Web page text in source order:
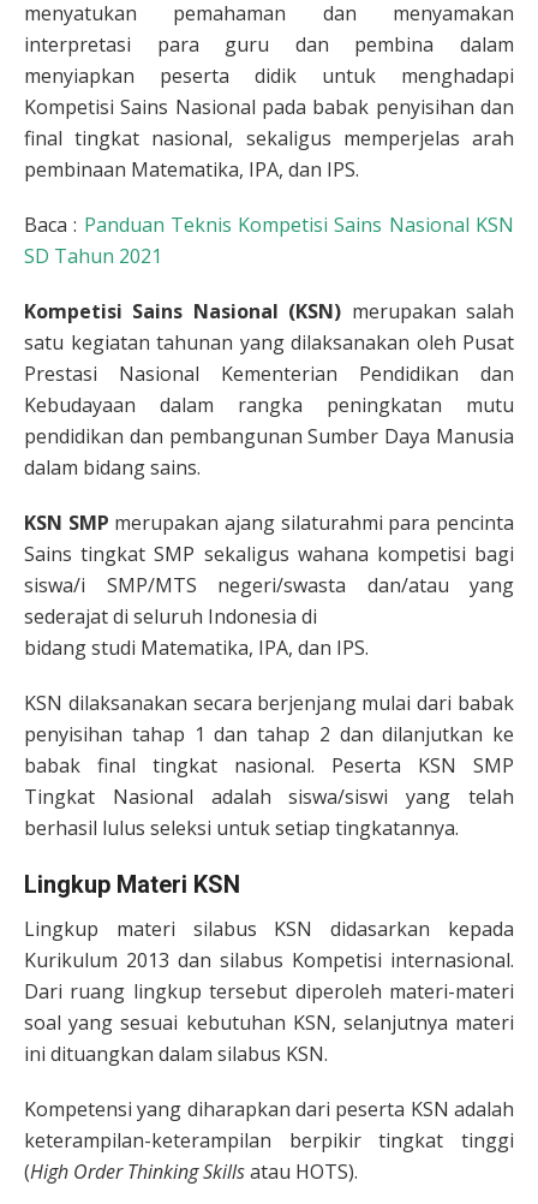
menyatukan pemahaman dan menyamakan
interpretasi para guru dan pembina dalam
menyiapkan peserta didik untuk menghadapi
Kompetisi Sains Nasional pada babak penyisihan dan
final tingkat nasional, sekaligus memperjelas arah
pembinaan Matematika, IPA, dan IPS.
Baca : Panduan Teknis Kompetisi Sains Nasional KSN
SD Tahun 2021
Kompetisi Sains Nasional (KSN) merupakan salah
satu kegiatan tahunan yang dilaksanakan oleh Pusat
Prestasi Nasional Kementerian Pendidikan dan
Kebudayaan dalam rangka peningkatan mutu
pendidikan dan pembangunan Sumber Daya Manusia
dalam bidang sains.
KSN SMP merupakan ajang silaturahmi para pencinta
Sains tingkat SMP sekaligus wahana kompetisi bagi
siswa/i SMP/MTS negeri/swasta dan/atau yang
sederajat di seluruh Indonesia di
bidang studi Matematika, IPA, dan IPS.
KSN dilaksanakan secara berjenjang mulai dari babak
penyisihan tahap 1 dan tahap 2 dan dilanjutkan ke
babak final tingkat nasional. Peserta KSN SMP
Tingkat Nasional adalah siswa/siswi yang telah
berhasil lulus seleksi untuk setiap tingkatannya.
Lingkup Materi KSN
Lingkup materi silabus KSN didasarkan kepada
Kurikulum 2013 dan silabus Kompetisi internasional.
Dari ruang lingkup tersebut diperoleh materi-materi
soal yang sesuai kebutuhan KSN, selanjutnya materi
ini dituangkan dalam silabus KSN.
Kompetensi yang diharapkan dari peserta KSN adalah
keterampilan-keterampilan berpikir tingkat tinggi
(High Order Thinking Skillsatau HOTS).